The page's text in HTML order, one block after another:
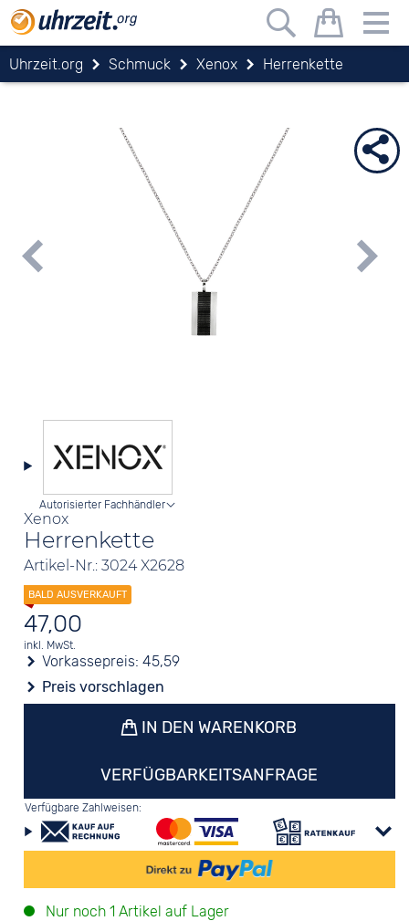
Uhrzeit.org Schmuck Xenox Herrenkette
Xenox
Herrenkette
Artikel-Nr.: 3024 X2628
Autorisierter Fachhändler
47,00
inkl. MwSt.
Vorkassepreis:45,59
Preis vorschlagen
IN DEN WARENKORB
VERFÜGBARKEITSANFRAGE
Verfügbare Zahlweisen:
Nur noch 1 Artikel auf Lager